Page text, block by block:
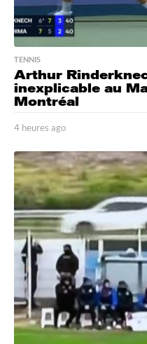
TENNIS
Arthur
inexplicable au
Montréal
4 heures ago
e
u
r
e
s
g
o